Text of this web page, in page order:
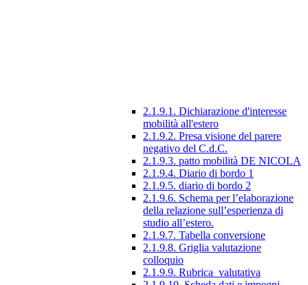
2.1.9.1. Dichiarazione d'interesse
mobilità all'estero
2.1.9.2. Presa visione del parere
negativo del C.d.C.
2.1.9.3. patto mobilità DE NICOLA
2.1.9.4. Diario di bordo 1
2.1.9.5. diario di bordo 2
2.1.9.6. Schema per l’elaborazione
della relazione sull’esperienza di
studio all’estero.
2.1.9.7. Tabella conversione
2.1.9.8. Griglia valutazione
colloquio
2.1.9.9. Rubrica_valutativa